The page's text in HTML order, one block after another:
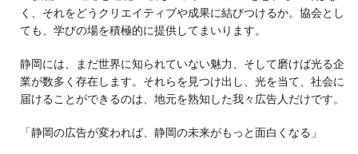
く、それをどうクリエイティブや成果に結びつけるか。協会とし
ても、学びの場を積極的に提供してまいります。
静岡には、まだ世界に知られていない魅力、そして磨けば光る企
業が数多く存在します。それらを見つけ出し、光を当て、社会に
届けることができるのは、地元を熟知した我々広告人だけです。
「静岡の広告が変われば、静岡の未来がもっと面白くなる」